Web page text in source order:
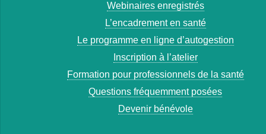
Webinaires enregistrés
L’encadrement en santé
Le programme en ligne d’autogestion
Inscription à l’atelier
Formation pour professionnels de la santé
Questions fréquemment posées
Devenir bénévole